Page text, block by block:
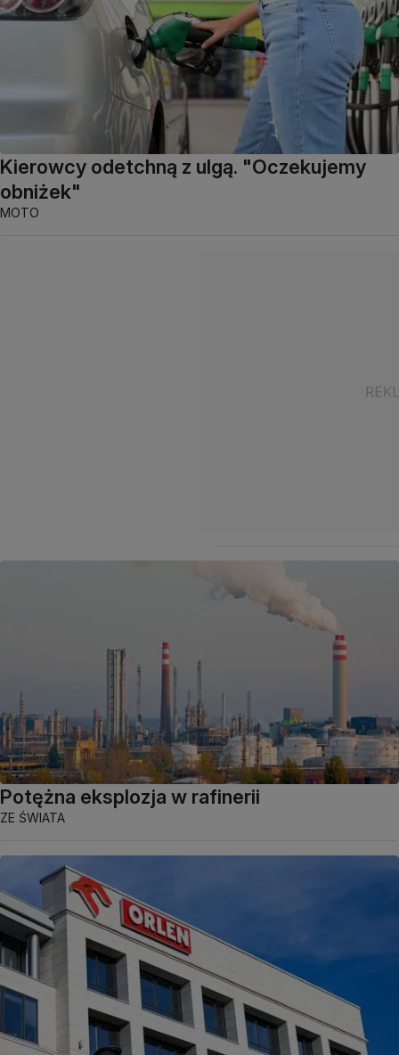
Kierowcy odetchną z ulgą. "Oczekujemy
obniżek"
MOTO
Potężna eksplozja w rafinerii
ZE ŚWIATA